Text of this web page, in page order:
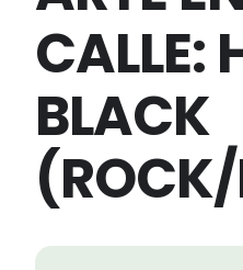
CALLE:
BLACK